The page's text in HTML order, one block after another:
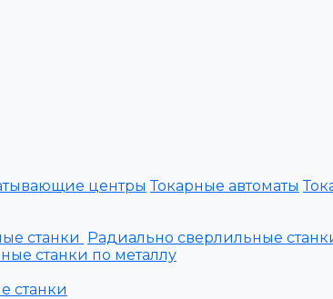
центры Токарные автоматы
станки Радиально сверлильные
станки по металлу
станки